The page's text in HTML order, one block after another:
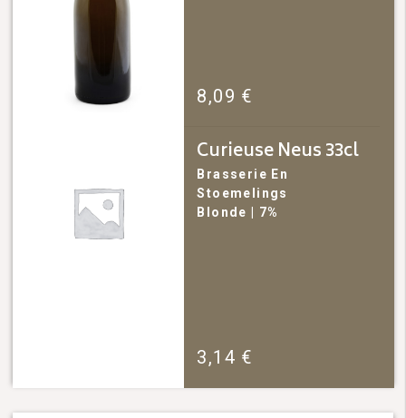
8,09 €
Curieuse Neus 33cl
Brasserie En
Stoemelings
Blonde
| 7%
3,14 €